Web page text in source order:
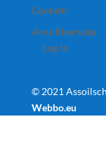
Contatti
Area Riservata
Log In
© 2021
Webbo.eu